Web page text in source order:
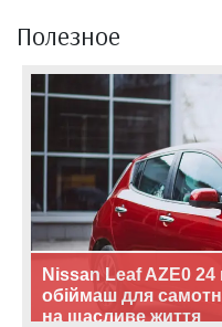
Полезное
Nissan Leaf AZE0 24
обіймаш для
на щасливе життя